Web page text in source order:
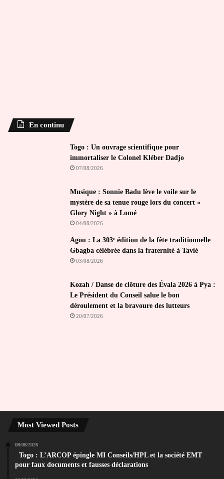
En continu
Togo : Un ouvrage scientifique pour
immortaliser le Colonel Kléber Dadjo
07/08/2026
Musique : Sonnie Badu lève le voile sur le
mystère de sa tenue rouge lors du concert «
Glory Night » à Lomé
04/08/2026
Agou : La 303ᵉ édition de la fête traditionnelle
Gbagba célébrée dans la fraternité à Tavié
03/08/2026
Kozah / Danse de clôture des Évala 2026 à Pya :
Le Président du Conseil salue le bon
déroulement et la bravoure des lutteurs
20/07/2026
Most Viewed Posts
08/08/2026
Togo : L’ARCOP épingle MI Conseils/HPL et la société EMT
pour faux documents et fausses déclarations